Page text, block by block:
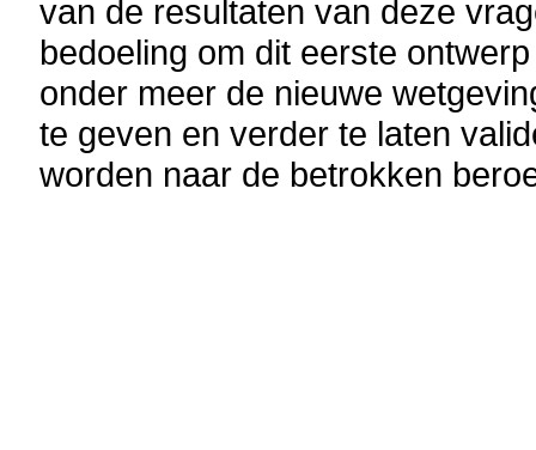
van de resultaten van deze
bedoeling om dit eerste
onder meer de nieuwe
te geven en verder te laten
worden naar de betrokken